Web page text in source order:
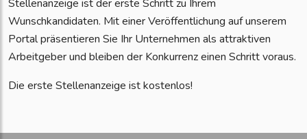
Stellenanzeige ist der erste Schritt zu Ihrem
Wunschkandidaten. Mit einer Veröffentlichung auf unserem
Portal präsentieren Sie Ihr Unternehmen als attraktiven
Arbeitgeber und bleiben der Konkurrenz einen Schritt voraus.
Die erste Stellenanzeige ist kostenlos!